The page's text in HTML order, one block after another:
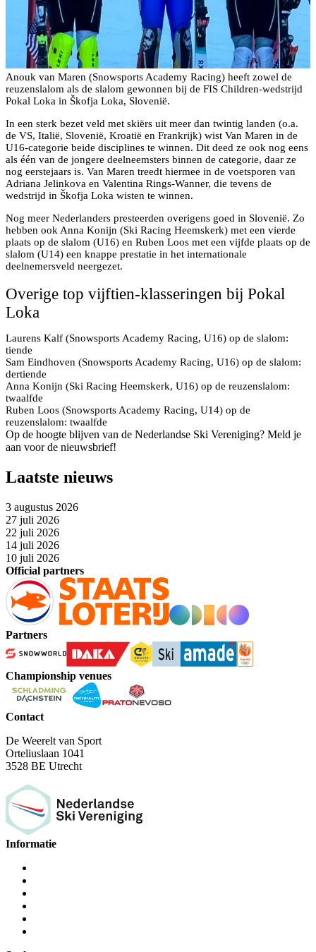
Anouk van Maren (Snowsports Academy Racing) heeft zowel de
reuzenslalom als de slalom gewonnen bij de FIS Children-wedstrijd
Pokal Loka in Škofja Loka, Slovenië.
In een sterk bezet veld met skiërs uit meer dan twintig landen (o.a.
de VS, Italië, Slovenië, Kroatië en Frankrijk) wist Van Maren in de
U16-categorie beide disciplines te winnen. Dit deed ze ook nog eens
als één van de jongere deelneemsters binnen de categorie, daar ze
nog eerstejaars is. Van Maren treedt hiermee in de voetsporen van
Adriana Jelinkova en Valentina Rings-Wanner, die tevens de
wedstrijd in Škofja Loka wisten te winnen.
Nog meer Nederlanders presteerden overigens goed in Slovenië. Zo
hebben ook Anna Konijn (Ski Racing Heemskerk) met een vierde
plaats op de slalom (U16) en Ruben Loos met een vijfde plaats op de
slalom (U14) een knappe prestatie in het internationale
deelnemersveld neergezet.
Overige top vijftien-klasseringen bij Pokal
Loka
Laurens Kalf (Snowsports Academy Racing, U16) op de slalom:
tiende
Sam Eindhoven (Snowsports Academy Racing, U16) op de slalom:
dertiende
Anna Konijn (Ski Racing Heemskerk, U16) op de reuzenslalom:
twaalfde
Ruben Loos (Snowsports Academy Racing, U14) op de
reuzenslalom: twaalfde
Op de hoogte blijven van de Nederlandse Ski Vereniging? Meld je
aan voor de nieuwsbrief!
Laatste nieuws
3 augustus 2026
27 juli 2026
22 juli 2026
14 juli 2026
10 juli 2026
Official partners
Partners
Championship venues
Contact
De Weerelt van Sport
Orteliuslaan 1041
3528 BE Utrecht
Informatie